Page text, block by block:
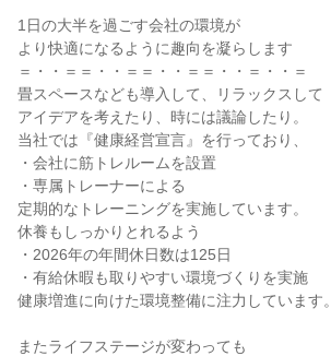
1日の大半を過ごす会社の環境が
より快適になるように趣向を凝らします
＝・・＝＝・・＝＝・・＝＝・・＝・・＝
畳スペースなども導入して、リラックスして
アイデアを考えたり、時には議論したり。
当社では『健康経営宣言』を行っており、
・会社に筋トレルームを設置
・専属トレーナーによる
定期的なトレーニングを実施しています。
休養もしっかりとれるよう
・2026年の年間休日数は125日
・有給休暇も取りやすい環境づくりを実施
健康増進に向けた環境整備に注力しています。
またライフステージが変わっても